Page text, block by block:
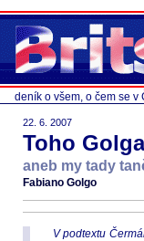
deník o všem, o čem se
22. 6. 2007
Toho
aneb my tady
Fabiano Golgo
V podtextu